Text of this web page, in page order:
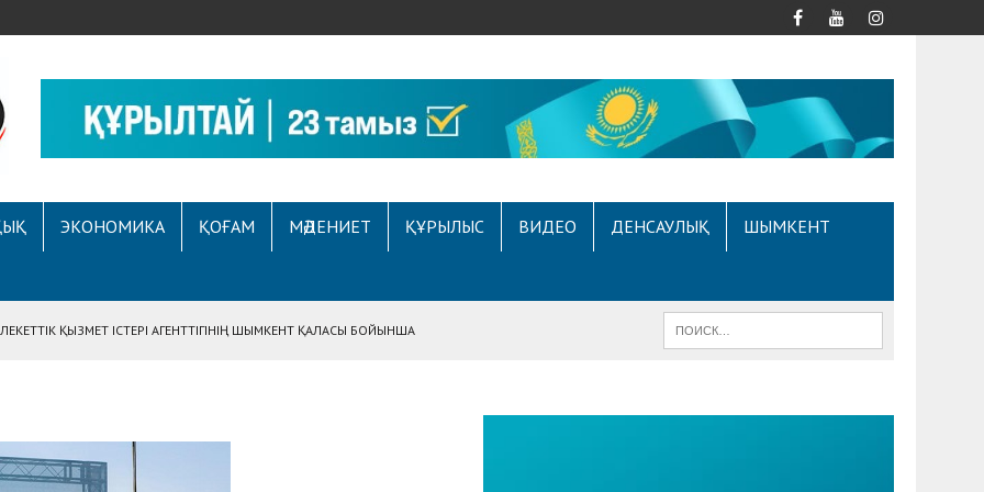
ЭКОНОМИКА ҚОҒАМ МӘДЕНИЕТ ҚҰРЫЛЫС ВИДЕО ДЕНСАУЛЫҚ ШЫМКЕНТ
ҚЫЗМЕТ ІСТЕРІ АГЕНТТІГІНІҢ ШЫМКЕНТ ҚАЛАСЫ БОЙЫНША
САУАТТЫЛЫҚ МӘСЕЛЕЛЕРІ ТАЛҚЫЛАНДЫ
СҰХБАТ БЕРІЛДІ